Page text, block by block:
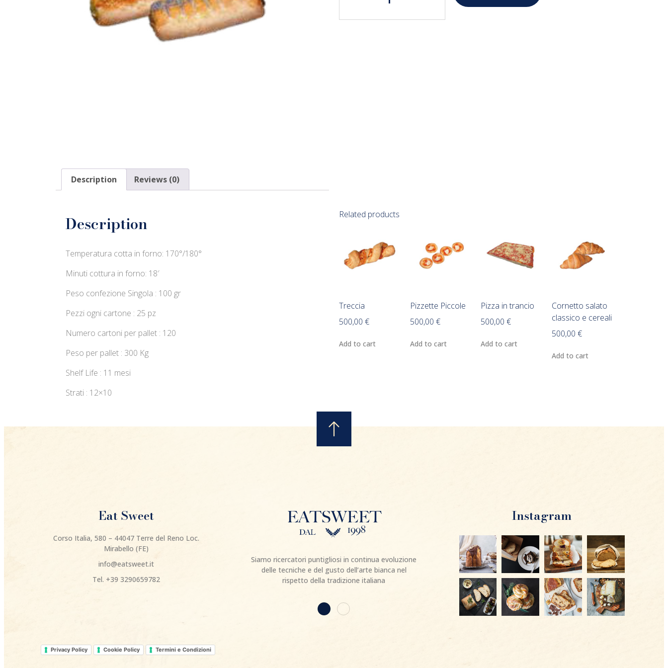
Description Reviews (0)
Description
Temperatura cotta in forno: 170°/180°
Minuti cottura in forno: 18′
Peso confezione Singola : 100 gr
Pezzi ogni cartone : 25 pz
Numero cartoni per pallet : 120
Peso per pallet : 300 Kg
Shelf Life : 11 mesi
Strati : 12×10
Related products
Treccia
500,00 €
Add to cart
Pizzette Piccole
500,00 €
Add to cart
Pizza in trancio
500,00 €
Add to cart
Cornetto salato
classico e cereali
500,00 €
Add to cart
Eat Sweet
Corso Italia, 580 – 44047 Terre del Reno Loc.
Mirabello (FE)
info@eatsweet.it
Tel. +39 3290659782
Siamo ricercatori puntigliosi in continua evoluzione
delle tecniche e del gusto dell’arte bianca nel
rispetto della tradizione italiana
Instagram
Privacy Policy Cookie Policy Termini e Condizioni